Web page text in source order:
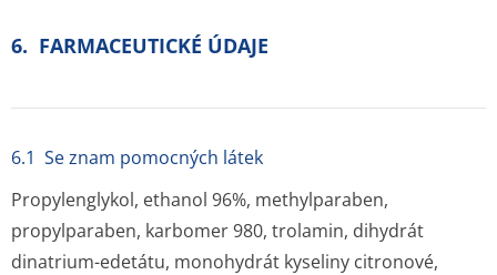
6. FARMACEUTICKÉ ÚDAJE
6.1 Se znam pomocných látek
Propylenglykol, ethanol 96%, methylparaben,
propylparaben, karbomer 980, trolamin, dihydrát
dinatrium-edetátu, monohydrát kyseliny citronové,